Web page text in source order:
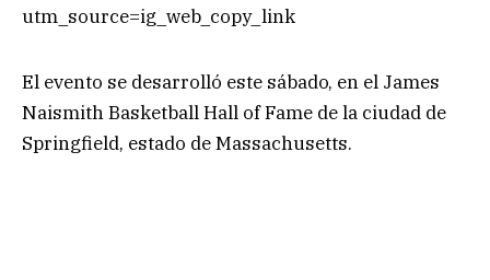
utm_source=ig_web_copy_link
El evento se desarrolló este sábado, en el James
Naismith Basketball Hall of Fame de la ciudad de
Springfield, estado de Massachusetts.